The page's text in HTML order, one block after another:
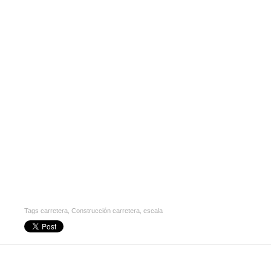
Tags carretera Construcción carretera escala